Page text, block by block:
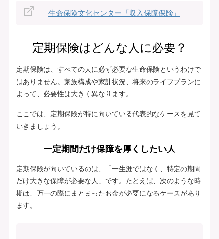
生命保険文化センター「収入保障保険」
定期保険はどんな人に必要？
定期保険は、すべての人に必ず必要な生命保険というわけで
はありません。家族構成や家計状況、将来のライフプランに
よって、必要性は大きく異なります。
ここでは、定期保険が特に向いている代表的なケースを見て
いきましょう。
一定期間だけ保障を厚くしたい人
定期保険が向いているのは、「一生涯ではなく、特定の期間
だけ大きな保障が必要な人」です。たとえば、次のような時
期は、万一の際にまとまったお金が必要になるケースがあり
ます。